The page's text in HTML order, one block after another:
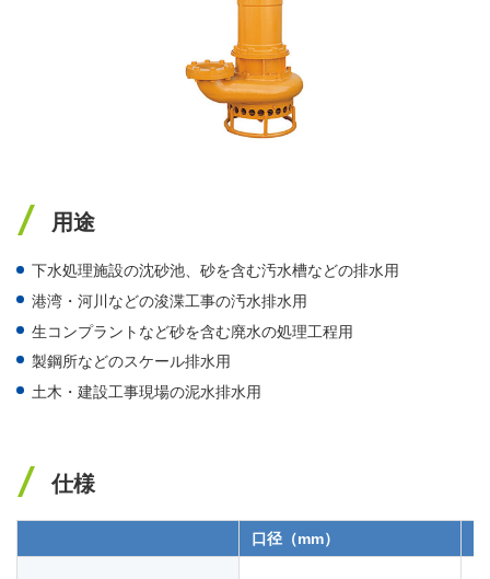
用途
下水処理施設の沈砂池、砂を含む汚水槽などの排水用
港湾・河川などの浚渫工事の汚水排水用
生コンプラントなど砂を含む廃水の処理工程用
製鋼所などのスケール排水用
土木・建設工事現場の泥水排水用
仕様
口径（mm）